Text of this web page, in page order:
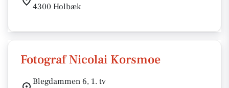
4300 Holbæk
Fotograf Nicolai Korsmoe
Blegdammen 6, 1. tv